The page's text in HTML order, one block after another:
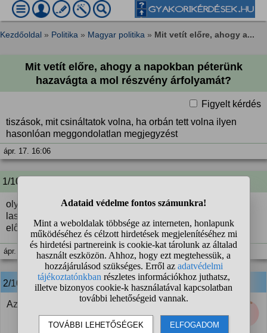
Kezdőoldal » Politika » Magyar politika » Mit vetít előre, ahogy a...
Mit vetít előre, ahogy a napokban péterünk
hazavágta a mol részvény árfolyamát?
Figyelt kérdés
tiszások, mit csináltatok volna, ha orbán tett volna ilyen
hasonlóan meggondolatlan megjegyzést
ápr. 17. 16:06
1/10 A kérdező kommentje:
olyan ez a sok elvárom meg követelem a bütyöktől, hogy
lassan a nap se kel fel ha petykó nem szólítja fel rá
előzetesen
ápr. 17. 16:08
2/10 anonim válasza:
Azt hogy minden mást is haza fog vágni.